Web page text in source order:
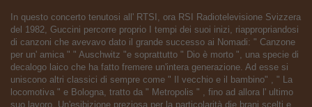
In questo concerto tenutosi all' RTSI, ora RSI Radiotelevisione Svizzera
del 1982, Guccini percorre proprio I tempi dei suoi inizi, riappropriandosi
di canzoni che avevavo dato il grande successo ai Nomadi: " Canzone
per un' amica " " Auschwitz "e soprattutto " Dio è morto ", una specie di
decalogo laico che ha fatto fremere un'intera generazione. Ad esse si
uniscono altri classici di sempre come " Il vecchio e il bambino" , " La
locomotiva " e Bologna, tratto da " Metropolis " , fino ad allora l' ultimo
suo lavoro. Un'esibizione preziosa per la particolarità die brani scelti e